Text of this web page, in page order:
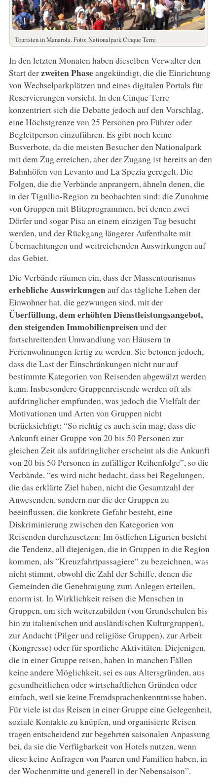
Touristen in Manarola. Foto: Nationalpark Cinque Terre
In den letzten Monaten haben dieselben Verwalter den
Start derzweiten Phaseangekündigt, die die Einrichtung
von Wechselparkplätzen und eines digitalen Portals für
Reservierungen vorsieht. In den Cinque Terre
konzentriert sich die Debatte jedoch auf den Vorschlag,
eine Höchstgrenze von 25 Personen pro Führer oder
Begleitperson einzuführen. Es gibt noch keine
Busverbote, da die meisten Besucher den Nationalpark
mit dem Zug erreichen, aber der Zugang ist bereits an den
Bahnhöfen von Levanto und La Spezia geregelt. Die
Folgen, die die Verbände anprangern, ähneln denen, die
in der Tigullio-Region zu beobachten sind: die Zunahme
von Gruppen mit Blitzprogrammen, bei denen zwei
Dörfer und sogar Pisa an einem einzigen Tag besucht
werden, und der Rückgang längerer Aufenthalte mit
Übernachtungen und weitreichenden Auswirkungen auf
das Gebiet.
Die Verbände räumen ein, dass der Massentourismus
erhebliche Auswirkungenauf das tägliche Leben der
Einwohner hat, die gezwungen sind, mit der
Überfüllung, dem erhöhten Dienstleistungsangebot,
den steigenden Immobilienpreisenund der
fortschreitenden Umwandlung von Häusern in
Ferienwohnungen fertig zu werden. Sie betonen jedoch,
dass die Last der Einschränkungen nicht nur auf
bestimmte Kategorien von Reisenden abgewälzt werden
kann. Insbesondere Gruppenreisende werden oft als
aufdringlicher empfunden, was jedoch die Vielfalt der
Motivationen und Arten von Gruppen nicht
berücksichtigt: “So richtig es auch sein mag, dass die
Ankunft einer Gruppe von 20 bis 50 Personen zur
gleichen Zeit als aufdringlicher erscheint als die Ankunft
von 20 bis 50 Personen in zufälliger Reihenfolge”, so die
Verbände, “es wird nicht bedacht, dass bei Regelungen,
die das erklärte Ziel haben, nicht die Gesamtzahl der
Anwesenden, sondern nur die der Gruppen zu
beeinflussen, die konkrete Gefahr besteht, eine
Diskriminierung zwischen den Kategorien von
Reisenden durchzusetzen: Im östlichen Ligurien besteht
die Tendenz, all diejenigen, die in Gruppen in die Region
kommen, als ”Kreuzfahrtpassagiere“ zu bezeichnen, was
nicht stimmt, obwohl die Zahl der Schiffe, denen die
Gemeinden die Genehmigung zum Anlegen erteilen,
enorm ist. In Wirklichkeit reisen die Menschen in
Gruppen, um sich weiterzubilden (von Grundschulen bis
hin zu italienischen und ausländischen Kulturgruppen),
zur Andacht (Pilger und religiöse Gruppen), zur Arbeit
(Kongresse) oder für sportliche Aktivitäten. Diejenigen,
die in einer Gruppe reisen, haben in manchen Fällen
keine andere Möglichkeit, sei es aus Altersgründen, aus
gesundheitlichen oder wirtschaftlichen Gründen oder
einfach, weil sie keine Fremdsprachenkenntnisse haben.
Für viele ist das Reisen in einer Gruppe eine Gelegenheit,
soziale Kontakte zu knüpfen, und organisierte Reisen
tragen entscheidend zur begehrten saisonalen Anpassung
bei, da sie die Verfügbarkeit von Hotels nutzen, wenn
diese keine Anfragen von Paaren und Familien haben, in
der Wochenmitte und generell in der Nebensaison”.